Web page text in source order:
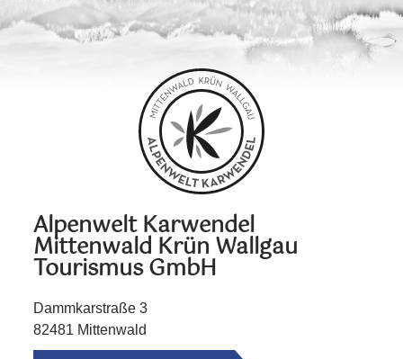
Alpenwelt Karwendel
Mittenwald Krün Wallgau
Tourismus GmbH
Dammkarstraße 3
82481 Mittenwald